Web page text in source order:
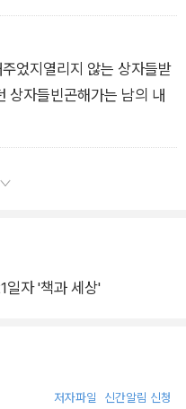
었지열리지 않는 상자들받
상자들빈곤해가는 남의 내
자 '책과 세상'
저자파일 신간알림 신청